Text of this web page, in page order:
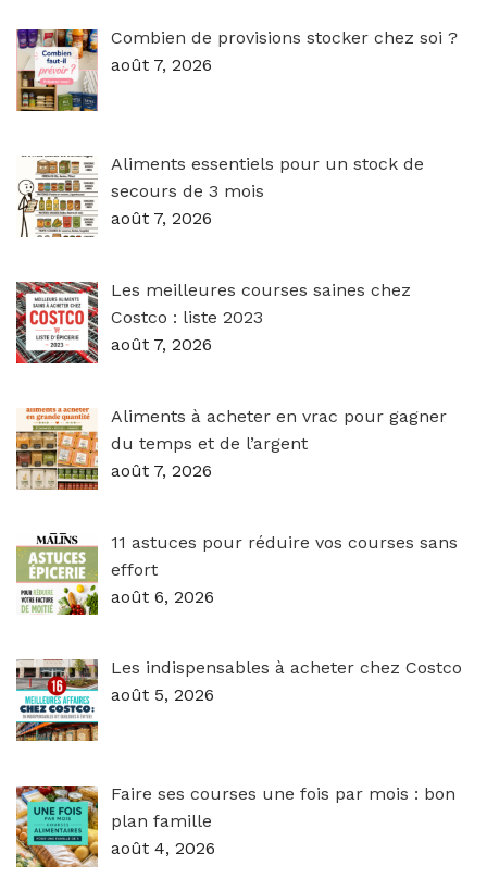
Combien de provisions stocker chez soi ?
août 7, 2026
Aliments essentiels pour un stock de
secours de 3 mois
août 7, 2026
Les meilleures courses saines chez
Costco : liste 2023
août 7, 2026
Aliments à acheter en vrac pour gagner
du temps et de l’argent
août 7, 2026
11 astuces pour réduire vos courses sans
effort
août 6, 2026
Les indispensables à acheter chez Costco
août 5, 2026
Faire ses courses une fois par mois : bon
plan famille
août 4, 2026